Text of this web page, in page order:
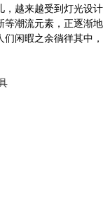
，越来越受到灯光设计
等潮流元素，正逐渐地
闲暇之余徜徉其中，